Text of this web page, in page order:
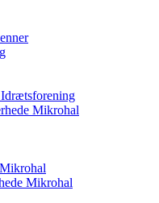
Idrætsforening
Mikrohal
Mikrohal